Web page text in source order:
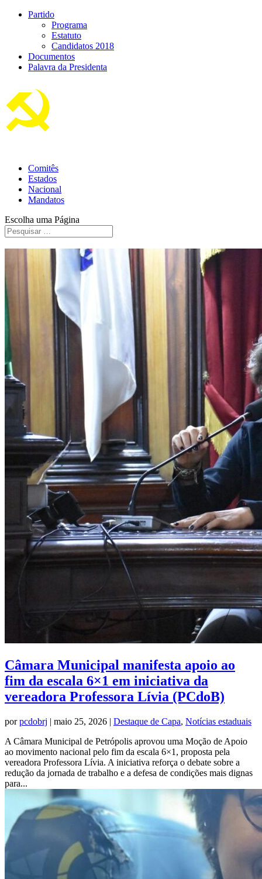
Partido
Programa
Estatuto
Candidatos 2018
Documentos
Palavra da Presidenta
Comitês
Estados
Nacional
Mandatos
Escolha uma Página
Câmara Municipal manifesta apoio ao
fim da escala 6×1 em iniciativa da
vereadora Professora Lívia (PCdoB)
porpcdobrj | maio 25, 2026 | Destaque de Capa, Notícias estaduais
A Câmara Municipal de Petrópolis aprovou uma Moção de Apoio
ao movimento nacional pelo fim da escala 6×1, proposta pela
vereadora Professora Lívia. A iniciativa reforça o debate sobre a
redução da jornada de trabalho e a defesa de condições mais dignas
para...